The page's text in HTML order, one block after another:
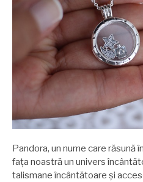
Pandora, un nume care răsună
fața noastră un univers
talismane încântătoare și